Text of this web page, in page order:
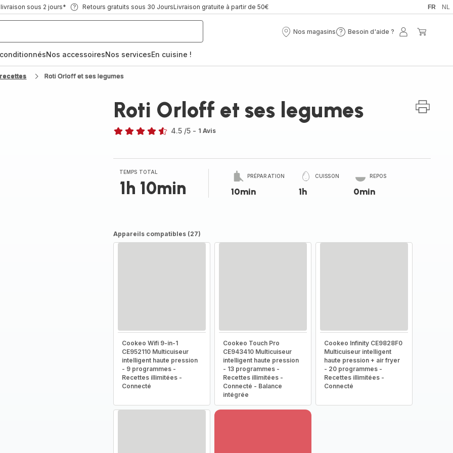
sous 2 jours* Retours gratuits sous 30 JoursLivraison gratuite à partir de 50€ FR NL
Nos magasins
Nos
Besoin d'aide ?
Besoin
Mon
Nos accessoiresNos servicesEn cuisine !
Roti Orloff et ses legumes
Roti Orloff et ses legumes
4.5 /5 - 1 Avis
TEMPS TOTAL
1h 10min
PRÉPARATION
10min
CUISSON
1h
REPOS
0min
Appareils compatibles (27)
Cookeo Wifi 9-in-1
CE952110 Multicuiseur
intelligent haute pression
- 9 programmes -
Recettes illimitées -
Connecté
Cookeo Touch Pro
CE943410 Multicuiseur
intelligent haute pression
- 13 programmes -
Recettes illimitées -
Connecté - Balance
intégrée
Cookeo Infinity CE9828F0
Multicuiseur intelligent
haute pression + air fryer
- 20 programmes -
Recettes illimitées -
Connecté